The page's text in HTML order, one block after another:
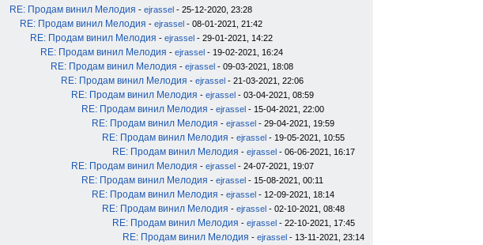
RE: Продам винил Мелодия - ejrassel - 25-12-2020, 23:28
RE: Продам винил Мелодия - ejrassel - 08-01-2021, 21:42
RE: Продам винил Мелодия - ejrassel - 29-01-2021, 14:22
RE: Продам винил Мелодия - ejrassel - 19-02-2021, 16:24
RE: Продам винил Мелодия - ejrassel - 09-03-2021, 18:08
RE: Продам винил Мелодия - ejrassel - 21-03-2021, 22:06
RE: Продам винил Мелодия - ejrassel - 03-04-2021, 08:59
RE: Продам винил Мелодия - ejrassel - 15-04-2021, 22:00
RE: Продам винил Мелодия - ejrassel - 29-04-2021, 19:59
RE: Продам винил Мелодия - ejrassel - 19-05-2021, 10:55
RE: Продам винил Мелодия - ejrassel - 06-06-2021, 16:17
RE: Продам винил Мелодия - ejrassel - 24-07-2021, 19:07
RE: Продам винил Мелодия - ejrassel - 15-08-2021, 00:11
RE: Продам винил Мелодия - ejrassel - 12-09-2021, 18:14
RE: Продам винил Мелодия - ejrassel - 02-10-2021, 08:48
RE: Продам винил Мелодия - ejrassel - 22-10-2021, 17:45
RE: Продам винил Мелодия - ejrassel - 13-11-2021, 23:14